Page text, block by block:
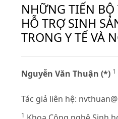
NHỮNG TIẾN BỘ
HỖ TRỢ SINH
TRONG Y TẾ VÀ
Nguyễn Văn Thuận (*) 1
Tác giả liên hệ:
1